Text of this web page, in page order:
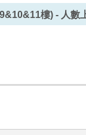
樓) - 人數